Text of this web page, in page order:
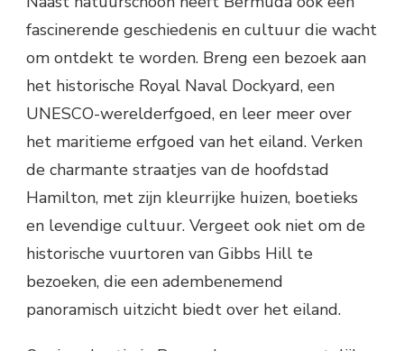
fascinerende geschiedenis en cultuur die wacht
om ontdekt te worden. Breng een bezoek aan
het historische Royal Naval Dockyard, een
UNESCO-werelderfgoed, en leer meer over
het maritieme erfgoed van het eiland. Verken
de charmante straatjes van de hoofdstad
Hamilton, met zijn kleurrijke huizen, boetieks
en levendige cultuur. Vergeet ook niet om de
historische vuurtoren van Gibbs Hill te
bezoeken, die een adembenemend
panoramisch uitzicht biedt over het eiland.